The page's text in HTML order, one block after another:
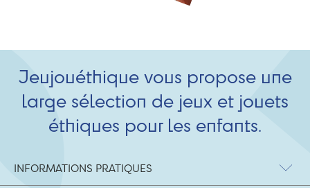
Jeujouéthique vous propose une
large sélection de jeux et jouets
éthiques pour les enfants.
INFORMATIONS PRATIQUES